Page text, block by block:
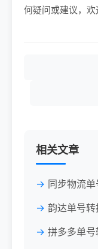
何疑问或建议，欢
相关文章
同步物流
韵达单号
拼多多单